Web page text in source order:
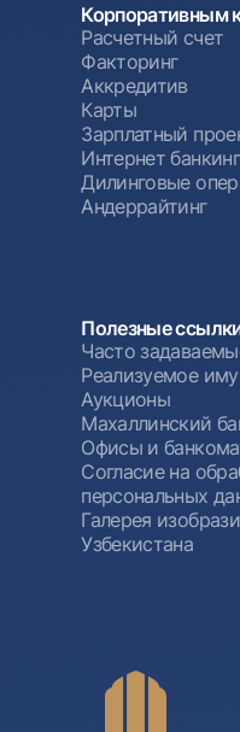
Корпоративным
Расчетный счет
Факторинг
Аккредитив
Карты
Зарплатный
Интернет банкинг
Дилинговые
Андеррайтинг
Полезные
Часто
Реализуемое
Аукционы
Махаллинский
Офисы и
Согласие на
персональных
Галерея
Узбекистана